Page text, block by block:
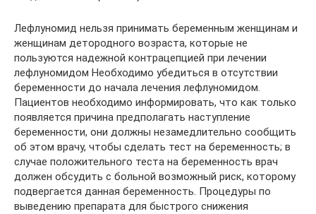
Лефлуномид нельзя принимать беременным женщинам и
женщинам детородного возраста, которые не
пользуются надежной контрацепцией при лечении
лефлуномидом Необходимо убедиться в отсутствии
беременности до начала лечения лефлуномидом.
Пациентов необходимо информировать, что как только
появляется причина предполагать наступление
беременности, они должны незамедлительно сообщить
об этом врачу, чтобы сделать тест на беременность; в
случае положительного теста на беременность врач
должен обсудить с больной возможный риск, которому
подвергается данная беременность. Процедуры по
выведению препарата для быстрого снижения